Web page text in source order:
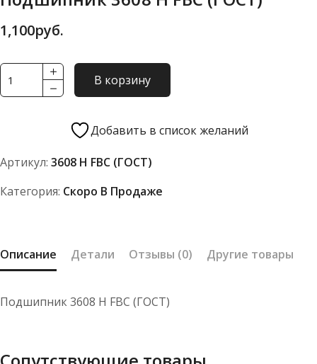
1,100руб.
Количество
товара
FBC
В корзину
Добавить в список желаний
Артикул: 3608 Н FBC (ГОСТ)
Категория: Скоро В Продаже
Описание Детали Отзывы (0) Другие товары
Подшипник 3608 Н FBC (ГОСТ)